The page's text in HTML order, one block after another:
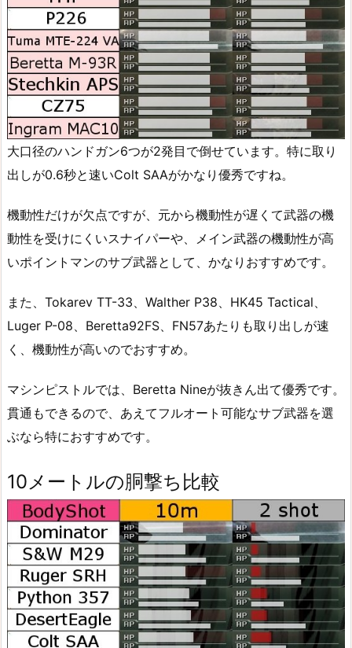
大口径のハンドガン6つが2発目で倒せています。特に取り
出しが0.6秒と速いColt SAAがかなり優秀ですね。
機動性だけが欠点ですが、元から機動性が遅くて武器の機
動性を受けにくいスナイパーや、メイン武器の機動性が高
いポイントマンのサブ武器として、かなりおすすめです。
また、Tokarev TT-33、Walther P38、HK45 Tactical、
Luger P-08、Beretta92FS、FN57あたりも取り出しが速
く、機動性が高いのでおすすめ。
マシンピストルでは、Beretta Nineが抜きん出て優秀です。
貫通もできるので、あえてフルオート可能なサブ武器を選
ぶなら特におすすめです。
10メートルの胴撃ち比較